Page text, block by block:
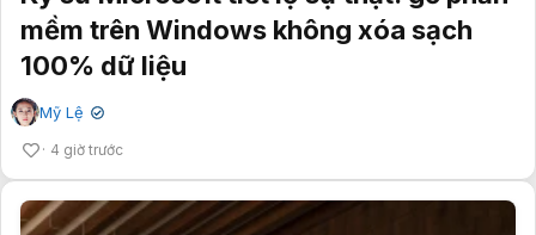
mềm trên Windows không xóa sạch
100% dữ liệu
Mỹ Lệ ✔
4 giờ trước